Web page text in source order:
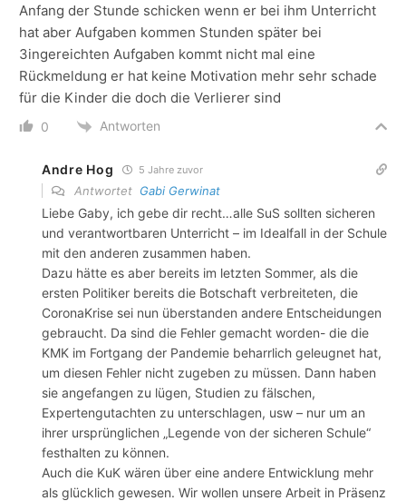
Anfang der Stunde schicken wenn er bei ihm Unterricht
hat aber Aufgaben kommen Stunden später bei
3ingereichten Aufgaben kommt nicht mal eine
Rückmeldung er hat keine Motivation mehr sehr schade
für die Kinder die doch die Verlierer sind
0 Antworten
Andre Hog 5 Jahre zuvor
Antwortet Gabi Gerwinat
Liebe Gaby, ich gebe dir recht…alle SuS sollten sicheren
und verantwortbaren Unterricht – im Idealfall in der Schule
mit den anderen zusammen haben.
Dazu hätte es aber bereits im letzten Sommer, als die
ersten Politiker bereits die Botschaft verbreiteten, die
CoronaKrise sei nun überstanden andere Entscheidungen
gebraucht. Da sind die Fehler gemacht worden- die die
KMK im Fortgang der Pandemie beharrlich geleugnet hat,
um diesen Fehler nicht zugeben zu müssen. Dann haben
sie angefangen zu lügen, Studien zu fälschen,
Expertengutachten zu unterschlagen, usw – nur um an
ihrer ursprünglichen „Legende von der sicheren Schule“
festhalten zu können.
Auch die KuK wären über eine andere Entwicklung mehr
als glücklich gewesen. Wir wollen unsere Arbeit in Präsenz